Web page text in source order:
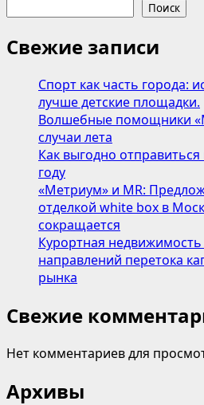
Поиск
Свежие записи
Спорт как часть города:
лучше детские площадки.
Волшебные помощники
случаи лета
Как выгодно
году
«Метриум» и MR:
отделкой white box в
сокращается
Курортная
направлений перетока
рынка
Свежие
Нет комментариев для
Архивы